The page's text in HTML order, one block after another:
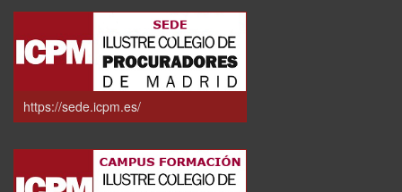
https://sede.icpm.es/